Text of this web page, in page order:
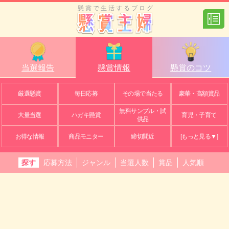
懸賞で生活するブログ
当選報告 懸賞情報 懸賞のコツ
厳選懸賞 毎日応募 その場で当たる 豪華・高額賞品
大量当選 ハガキ懸賞
無料サンプル・試
供品
育児・子育て
お得な情報 商品モニター 締切間近 [もっと見る▼]
探す 応募方法 ジャンル 当選人数 賞品 人気順